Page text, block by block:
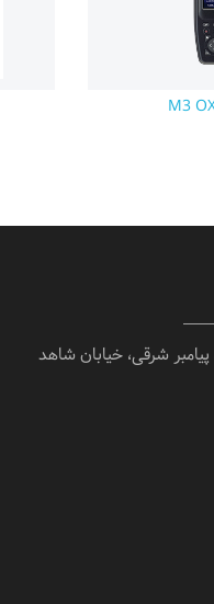
پیامبر شرقی، خیابان شاهد